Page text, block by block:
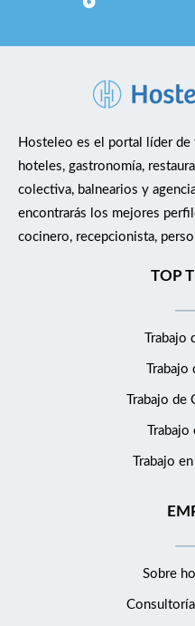
Hosteleo es el portal líder
hoteles, gastronomía,
colectiva, balnearios y
encontrarás los mejores
cocinero, recepcionista,
TOP
Trabajo
Trabajo
Trabajo
Sobre